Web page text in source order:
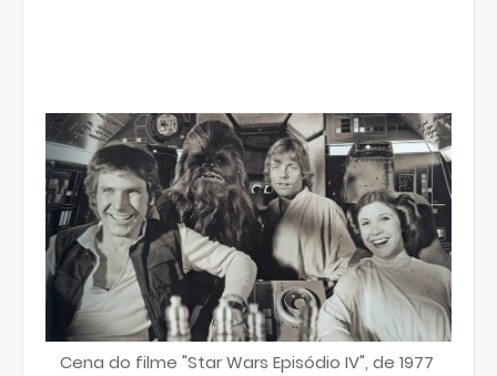
Cena do filme "Star Wars Episódio IV", de 1977